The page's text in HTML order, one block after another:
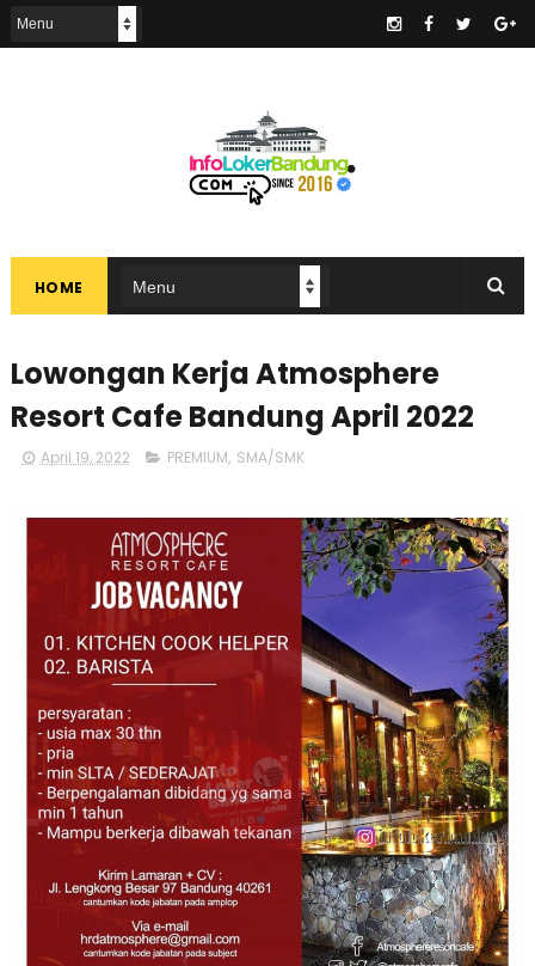
HOME
Lowongan Kerja Atmosphere
Resort Cafe Bandung April 2022
April 19, 2022 PREMIUM, SMA/SMK